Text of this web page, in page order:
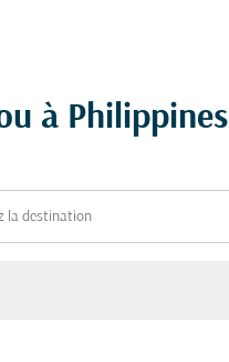
à Philippines